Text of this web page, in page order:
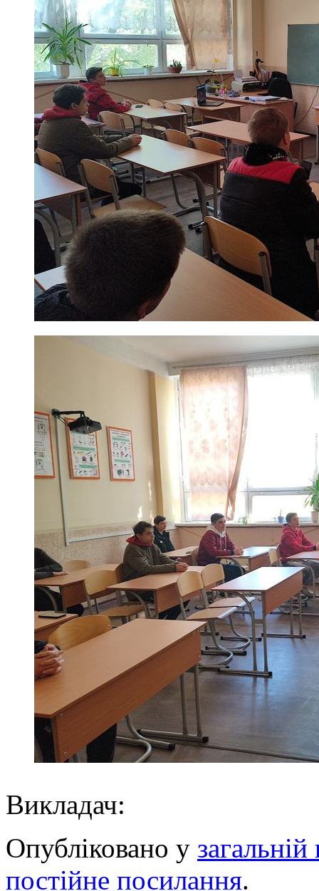
Викладач:
Опубліковано у загальній
постійне посилання.